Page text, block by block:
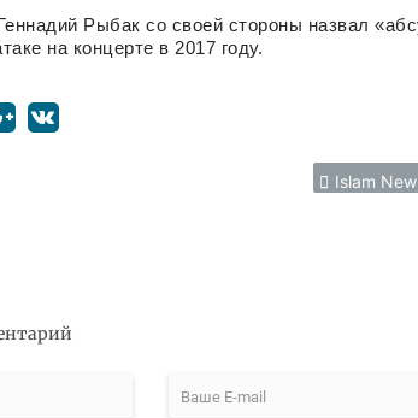
Рыбак со своей стороны назвал
на концерте в 2017 году.
Islam